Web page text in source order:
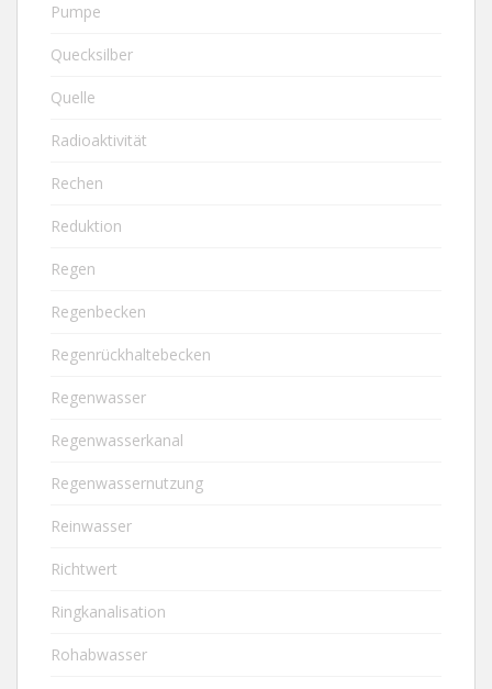
Pumpe
Quecksilber
Quelle
Radioaktivität
Rechen
Reduktion
Regen
Regenbecken
Regenrückhaltebecken
Regenwasser
Regenwasserkanal
Regenwassernutzung
Reinwasser
Richtwert
Ringkanalisation
Rohabwasser